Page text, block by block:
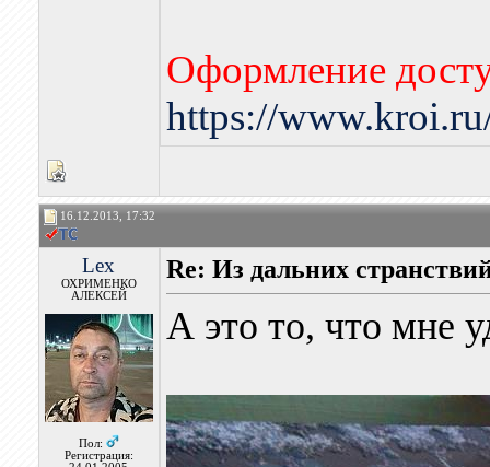
Оформление
https://
16.12.2013, 17:32
Lex
ОХРИМЕНКО
АЛЕКСЕЙ
Пол:
Регистрация:
Re: Из дальних
А это то, что мне